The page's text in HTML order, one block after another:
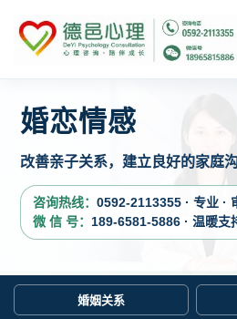
婚恋情感
改善亲子关系，建立良好的家庭
咨询热线： 0592-2113355 · 专业 ·
微 信 号： 189-6581-5886 · 温暖支
婚姻关系